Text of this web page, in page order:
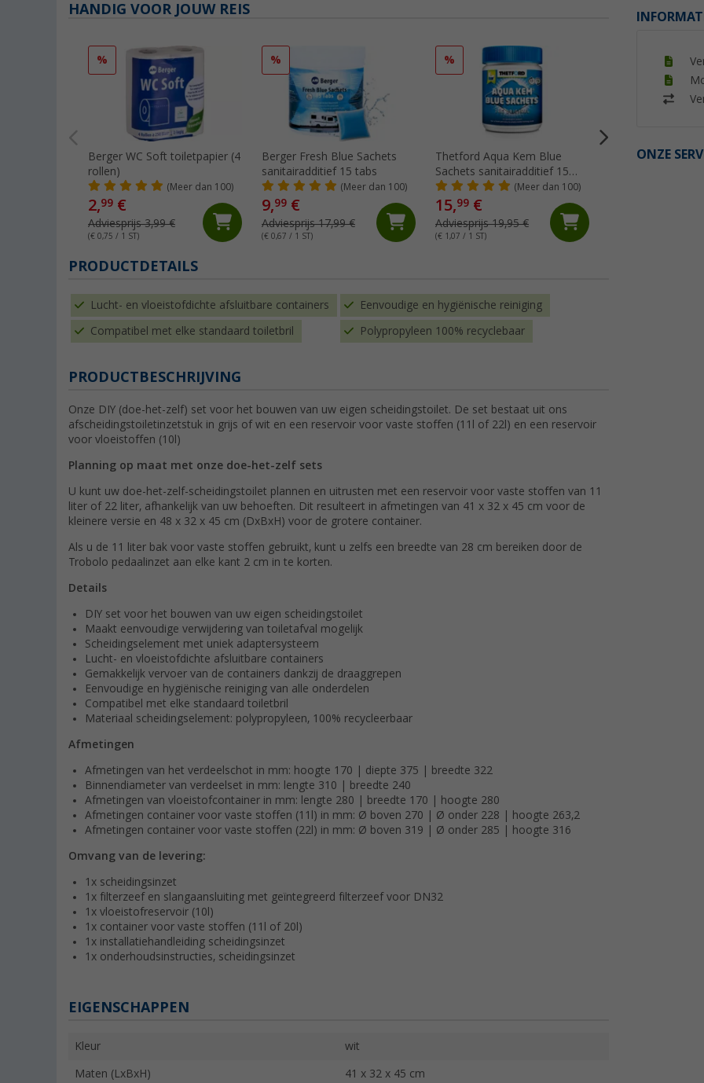
ONZE
HANDIG VOOR JOUW REIS
%
Berger WC Soft toiletpapier (4
rollen)
(Meer dan 100)
2,99 €
Adviesprijs 3,99 €
(€ 0,75 / 1 ST)
%
Berger Fresh Blue Sachets
sanitairadditief 15 tabs
(Meer dan 100)
9,99 €
Adviesprijs 17,99 €
(€ 0,67 / 1 ST)
%
Thetford Aqua Kem Blue
Sachets sanitairadditief 15
tabs
(Meer dan 100)
15,99 €
Adviesprijs 19,95 €
(€ 1,07 / 1 ST)
Thetford aqua
PRODUCTDETAILS
Lucht- en vloeistofdichte afsluitbare containers Eenvoudige en hygiënische reiniging
Compatibel met elke standaard toiletbril Polypropyleen 100% recyclebaar
PRODUCTBESCHRIJVING
Onze DIY (doe-het-zelf) set voor het bouwen van uw eigen scheidingstoilet. De set bestaat uit ons
afscheidingstoiletinzetstuk in grijs of wit en een reservoir voor vaste stoffen (11l of 22l) en een reservoir
voor vloeistoffen (10l)
Planning op maat met onze doe-het-zelf sets
U kunt uw doe-het-zelf-scheidingstoilet plannen en uitrusten met een reservoir voor vaste stoffen van 11
liter of 22 liter, afhankelijk van uw behoeften. Dit resulteert in afmetingen van 41 x 32 x 45 cm voor de
kleinere versie en 48 x 32 x 45 cm (DxBxH) voor de grotere container.
Als u de 11 liter bak voor vaste stoffen gebruikt, kunt u zelfs een breedte van 28 cm bereiken door de
Trobolo pedaalinzet aan elke kant 2 cm in te korten.
Details
DIY set voor het bouwen van uw eigen scheidingstoilet
Maakt eenvoudige verwijdering van toiletafval mogelijk
Scheidingselement met uniek adaptersysteem
Lucht- en vloeistofdichte afsluitbare containers
Gemakkelijk vervoer van de containers dankzij de draaggrepen
Eenvoudige en hygiënische reiniging van alle onderdelen
Compatibel met elke standaard toiletbril
Materiaal scheidingselement: polypropyleen, 100% recycleerbaar
Afmetingen
Afmetingen van het verdeelschot in mm: hoogte 170 | diepte 375 | breedte 322
Binnendiameter van verdeelset in mm: lengte 310 | breedte 240
Afmetingen van vloeistofcontainer in mm: lengte 280 | breedte 170 | hoogte 280
Afmetingen container voor vaste stoffen (11l) in mm: Ø boven 270 | Ø onder 228 | hoogte 263,2
Afmetingen container voor vaste stoffen (22l) in mm: Ø boven 319 | Ø onder 285 | hoogte 316
Omvang van de levering:
1x scheidingsinzet
1x filterzeef en slangaansluiting met geïntegreerd filterzeef voor DN32
1x vloeistofreservoir (10l)
1x container voor vaste stoffen (11l of 20l)
1x installatiehandleiding scheidingsinzet
1x onderhoudsinstructies, scheidingsinzet
EIGENSCHAPPEN
Kleur wit
Maten (LxBxH) 41 x 32 x 45 cm